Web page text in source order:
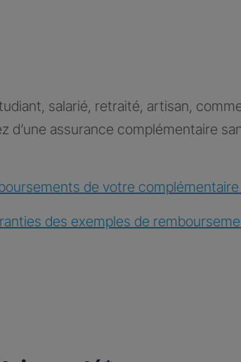
salarié, retraité, artisan,
d’une assurance complémentaire
de votre
des exemples de